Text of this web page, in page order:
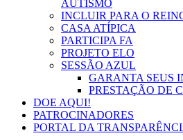
AUTISMO
INCLUIR PARA O
CASA ATÍPICA
PARTICIPA FA
PROJETO ELO
SESSÃO AZUL
GARANTA SEUS
PRESTAÇÃO DE
DOE AQUI!
PATROCINADORES
PORTAL DA